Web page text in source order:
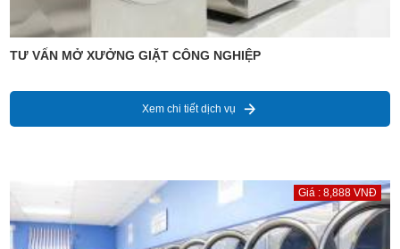
TƯ VẤN MỞ XƯỞNG GIẶT CÔNG NGHIỆP
Xem chi tiết dịch vụ
Giá : 8,888 VNĐ